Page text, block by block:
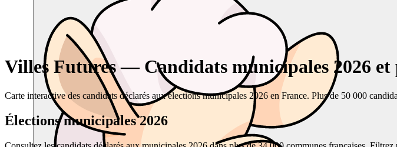
Villes Futures — Candidats municipales 2026
Carte interactive des candidats déclarés aux élections municipales 2026 en France. Plus de 50 000
Élections municipales 2026